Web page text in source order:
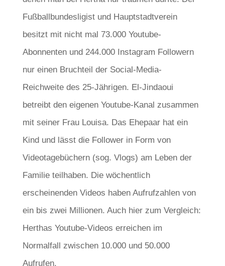
Fußballbundesligist und Hauptstadtverein
besitzt mit nicht mal 73.000 Youtube-
Abonnenten und 244.000 Instagram Followern
nur einen Bruchteil der Social-Media-
Reichweite des 25-Jährigen. El-Jindaoui
betreibt den eigenen Youtube-Kanal zusammen
mit seiner Frau Louisa. Das Ehepaar hat ein
Kind und lässt die Follower in Form von
Videotagebüchern (sog. Vlogs) am Leben der
Familie teilhaben. Die wöchentlich
erscheinenden Videos haben Aufrufzahlen von
ein bis zwei Millionen. Auch hier zum Vergleich:
Herthas Youtube-Videos erreichen im
Normalfall zwischen 10.000 und 50.000
Aufrufen.